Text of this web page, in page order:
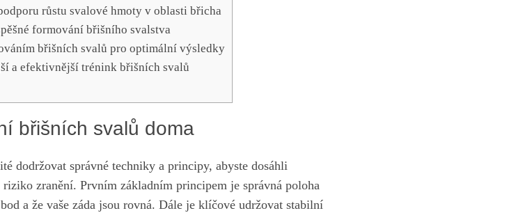
růstu svalové hmoty v oblasti břicha
formování břišního svalstva
břišních‌ svalů pro optimální výsledky
a⁣ efektivnější trénink břišních⁣ svalů
břišních svalů doma
dodržovat správné techniky a ⁤principy, abyste dosáhli
zranění. Prvním základním principem je správná poloha
a že vaše ​záda jsou rovná. Dále je klíčové udržovat stabilní